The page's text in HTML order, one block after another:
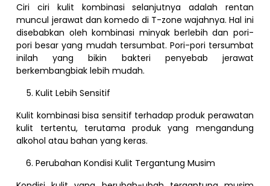
Ciri ciri kulit kombinasi selanjutnya adalah rentan
muncul jerawat dan komedo di T-zone wajahnya. Hal ini
disebabkan oleh kombinasi minyak berlebih dan pori-
pori besar yang mudah tersumbat. Pori-pori tersumbat
inilah yang bikin bakteri penyebab jerawat
berkembangbiak lebih mudah.
Kulit Lebih Sensitif
Kulit kombinasi bisa sensitif terhadap produk perawatan
kulit tertentu, terutama produk yang mengandung
alkohol atau bahan yang keras.
Perubahan Kondisi Kulit Tergantung Musim